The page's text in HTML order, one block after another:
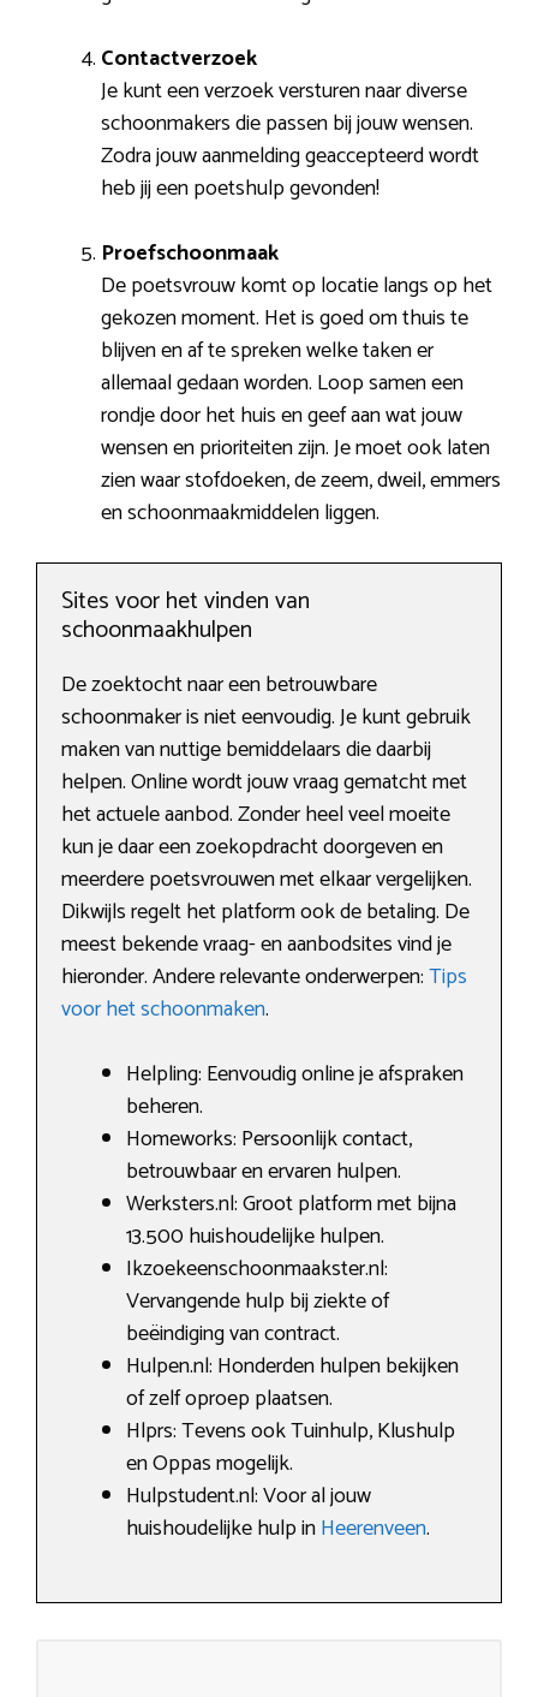
Contactverzoek
Je kunt een verzoek versturen naar diverse
schoonmakers die passen bij jouw wensen.
Zodra jouw aanmelding geaccepteerd wordt
heb jij een poetshulp gevonden!
Proefschoonmaak
De poetsvrouw komt op locatie langs op het
gekozen moment. Het is goed om thuis te
blijven en af te spreken welke taken er
allemaal gedaan worden. Loop samen een
rondje door het huis en geef aan wat jouw
wensen en prioriteiten zijn. Je moet ook laten
zien waar stofdoeken, de zeem, dweil, emmers
en schoonmaakmiddelen liggen.
Sites voor het vinden van
schoonmaakhulpen
De zoektocht naar een betrouwbare
schoonmaker is niet eenvoudig. Je kunt gebruik
maken van nuttige bemiddelaars die daarbij
helpen. Online wordt jouw vraag gematcht met
het actuele aanbod. Zonder heel veel moeite
kun je daar een zoekopdracht doorgeven en
meerdere poetsvrouwen met elkaar vergelijken.
Dikwijls regelt het platform ook de betaling. De
meest bekende vraag- en aanbodsites vind je
hieronder. Andere relevante onderwerpen:Tips
voor het schoonmaken.
Helpling: Eenvoudig online je afspraken
beheren.
Homeworks: Persoonlijk contact,
betrouwbaar en ervaren hulpen.
Werksters.nl: Groot platform met bijna
13.500 huishoudelijke hulpen.
Ikzoekeenschoonmaakster.nl:
Vervangende hulp bij ziekte of
beëindiging van contract.
Hulpen.nl: Honderden hulpen bekijken
of zelf oproep plaatsen.
Hlprs: Tevens ook Tuinhulp, Klushulp
en Oppas mogelijk.
Hulpstudent.nl: Voor al jouw
huishoudelijke hulp inHeerenveen.